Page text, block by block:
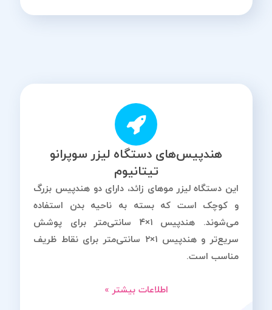
هندپیس‌های دستگاه لیزر سوپرانو
تیتانیوم
این دستگاه لیزر موهای زائد، دارای دو هندپیس بزرگ
و کوچک است که بسته به ناحیه بدن استفاده
می‌شوند. هندپیس ۱×۴ سانتی‌متر برای پوشش
سریع‌تر و هندپیس ۱×۲ سانتی‌متر برای نقاط ظریف
مناسب است.
اطلاعات بیشتر »